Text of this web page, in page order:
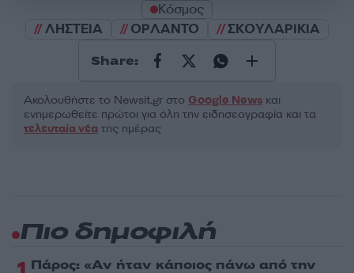
Κόσμος
ΛΗΣΤΕΙΑ
ΟΡΛΑΝΤΟ ΣΚΟΥΛΑΡΙΚΙΑ
Share:
Ακολουθήστε το Νewsit.gr στο Google News και
ενημερωθείτε πρώτοι για όλη την ειδησεογραφία και τα
τελευταία νέα της ημέρας
Πιο δημοφιλή
Πάρος: «Αν ήταν κάποιος πάνω από την